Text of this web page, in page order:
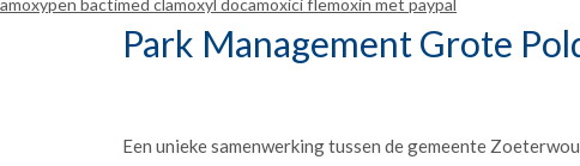
amoxypen bactimed clamoxyl docamoxici flemoxin met paypal
Park Management Grote
Een unieke samenwerking tussen de gemeente